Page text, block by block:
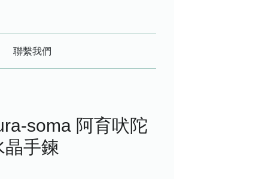
聯繫我們
soma 阿育吠陀
晶手鍊